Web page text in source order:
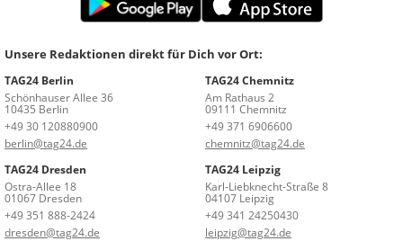
Unsere Redaktionen direkt für Dich vor Ort:
TAG24 Berlin
Schönhauser Allee 36
10435 Berlin
+49 30 120880900
berlin@tag24.de
TAG24 Chemnitz
Am Rathaus 2
09111 Chemnitz
+49 371 6906600
chemnitz@tag24.de
TAG24 Dresden
Ostra-Allee 18
01067 Dresden
+49 351 888-2424
dresden@tag24.de
TAG24 Leipzig
Karl-Liebknecht-Straße 8
04107 Leipzig
+49 341 24250430
leipzig@tag24.de